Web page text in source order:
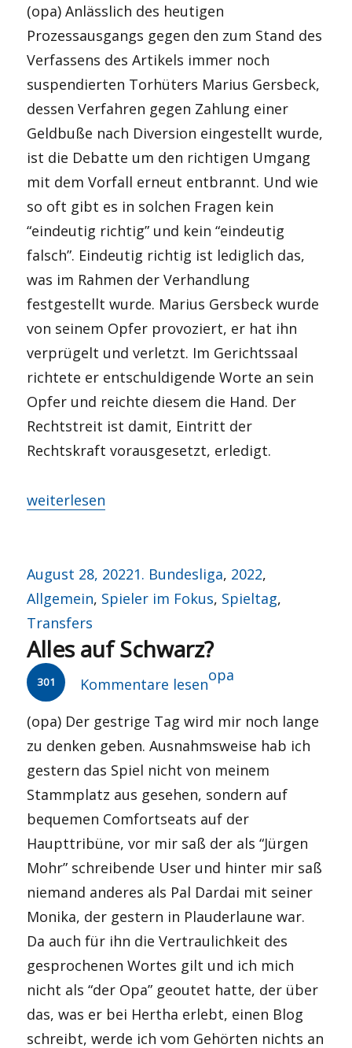
(opa) Anlässlich des heutigen
Prozessausgangs gegen den zum Stand des
Verfassens des Artikels immer noch
suspendierten Torhüters Marius Gersbeck,
dessen Verfahren gegen Zahlung einer
Geldbuße nach Diversion eingestellt wurde,
ist die Debatte um den richtigen Umgang
mit dem Vorfall erneut entbrannt. Und wie
so oft gibt es in solchen Fragen kein
“eindeutig richtig” und kein “eindeutig
falsch”. Eindeutig richtig ist lediglich das,
was im Rahmen der Verhandlung
festgestellt wurde. Marius Gersbeck wurde
von seinem Opfer provoziert, er hat ihn
verprügelt und verletzt. Im Gerichtssaal
richtete er entschuldigende Worte an sein
Opfer und reichte diesem die Hand. Der
Rechtstreit ist damit, Eintritt der
Rechtskraft vorausgesetzt, erledigt.
„Sünde und Vergebung“
weiterlesen
Veröffentlicht
am
August 28, 2022Kategorien
1. Bundesliga, 2022,
Allgemein, Spieler im Fokus, Spieltag,
Transfers
Alles auf Schwarz?
301 Kommentare lesen
Autor
opa
(opa) Der gestrige Tag wird mir noch lange
zu denken geben. Ausnahmsweise hab ich
gestern das Spiel nicht von meinem
Stammplatz aus gesehen, sondern auf
bequemen Comfortseats auf der
Haupttribüne, vor mir saß der als “Jürgen
Mohr” schreibende User und hinter mir saß
niemand anderes als Pal Dardai mit seiner
Monika, der gestern in Plauderlaune war.
Da auch für ihn die Vertraulichkeit des
gesprochenen Wortes gilt und ich mich
nicht als “der Opa” geoutet hatte, der über
das, was er bei Hertha erlebt, einen Blog
schreibt, werde ich vom Gehörten nichts an